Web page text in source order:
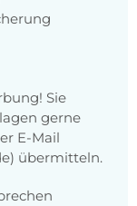
Sie
gerne
E-Mail
übermitteln.